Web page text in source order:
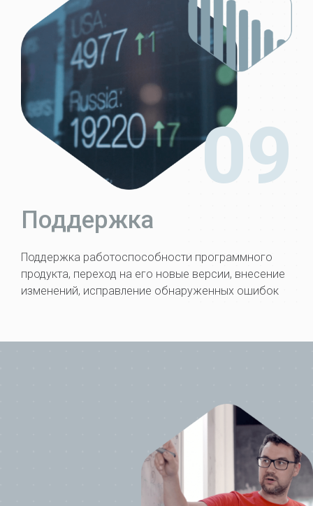
09
Поддержка
Поддержка работоспособнос­ти программного
продукта, переход на его новые версии, внесение
измене­ний, исправление обнаруженных ошибок